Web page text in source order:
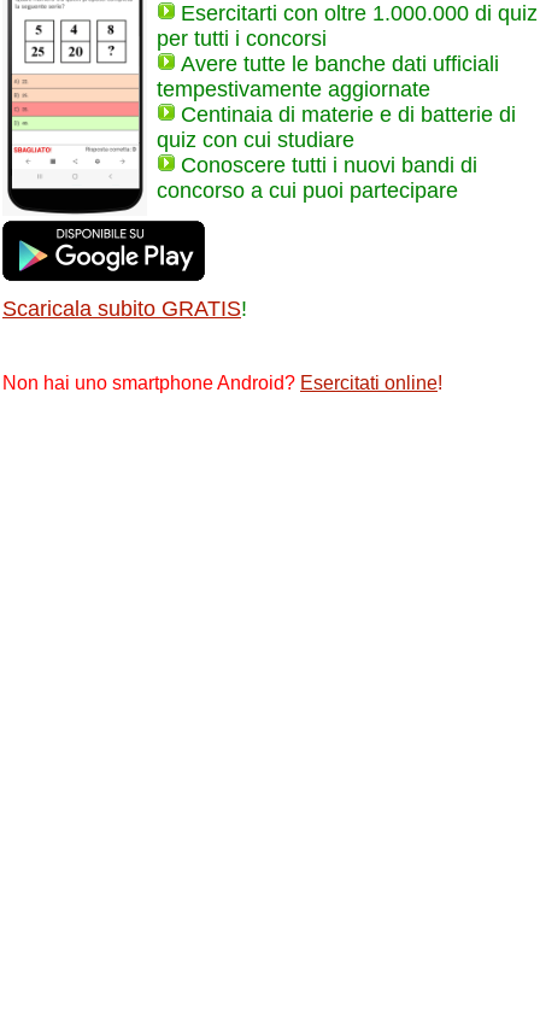
Esercitarti con oltre 1.000.000 di quiz
per tutti i concorsi
Avere tutte le banche dati ufficiali
tempestivamente aggiornate
Centinaia di materie e di batterie di
quiz con cui studiare
Conoscere tutti i nuovi bandi di
concorso a cui puoi partecipare
Scaricala subito GRATIS!
Non hai uno smartphone Android? Esercitati online!